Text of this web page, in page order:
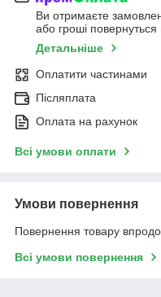
Ви отримаєте
або гроші
Детальніше
Оплатити частинами
Післяплата
Оплата на рахунок
Всі умови оплати
Умови повернення
Повернення товару
Всі умови повернення